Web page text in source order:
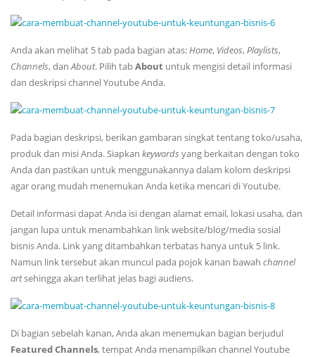
Anda akan melihat 5 tab pada bagian atas:Home, Videos,Playlists,
Channels, danAbout. Pilih tabAbout untuk mengisi detail informasi
dan deskripsi channel Youtube Anda.
Pada bagian deskripsi, berikan gambaran singkat tentang toko/usaha,
produk dan misi Anda. Siapkan keywords yang berkaitan dengan toko
Anda dan pastikan untuk menggunakannya dalam kolom deskripsi
agar orang mudah menemukan Anda ketika mencari di Youtube.
Detail informasi dapat Anda isi dengan alamat email, lokasi usaha, dan
jangan lupa untuk menambahkan link website/blog/media sosial
bisnis Anda. Link yang ditambahkan terbatas hanya untuk 5 link.
Namun link tersebut akan muncul pada pojok kanan bawah channel
artsehingga akan terlihat jelas bagi audiens.
Di bagian sebelah kanan, Anda akan menemukan bagian berjudul
FeaturedChannels, tempat Anda menampilkan channel Youtube